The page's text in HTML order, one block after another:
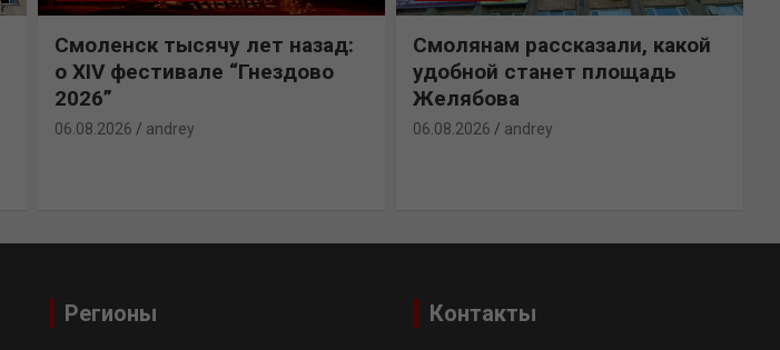
Смоленск тысячу лет назад:
о XIV фестивале “Гнездово
2026”
06.08.2026 andrey
Смолянам рассказали, какой
удобной станет площадь
Желябова
06.08.2026 andrey
Регионы Контакты